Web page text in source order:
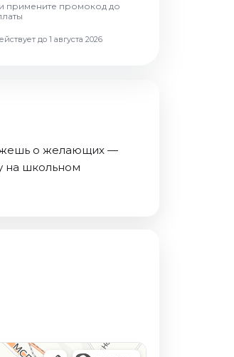
примените промокод до
до 1 августа 2026
о желающих —
на школьном